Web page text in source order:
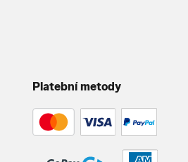
Platební metody